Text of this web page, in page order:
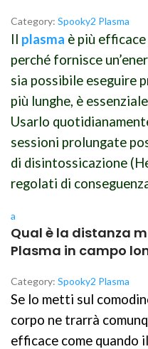
Category: Spooky2 Plasma
Il plasma è più
perché fornisce
sia possibile eseguire
più lunghe, è
Usarlo
sessioni prolungate
di disintossicazione
regolati di
a
Qual è la distanza
Plasma in campo
Category: Spooky2 Plasma
Se lo metti sul
corpo ne trarrà
efficace come quando